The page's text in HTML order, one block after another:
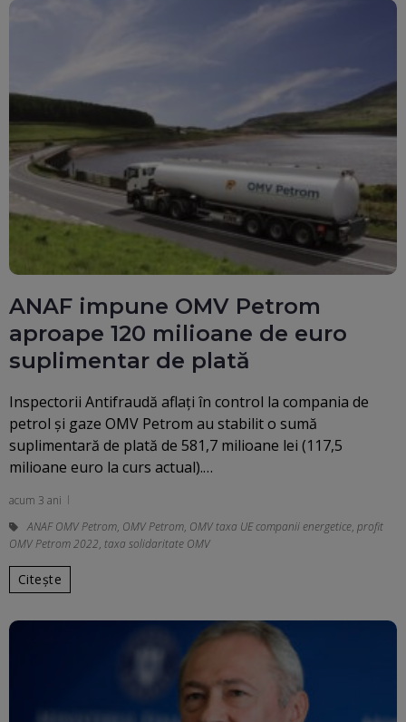
ANAF impune OMV Petrom
aproape 120 milioane de euro
suplimentar de plată
Inspectorii Antifraudă aflaţi în control la compania de
petrol şi gaze OMV Petrom au stabilit o sumă
suplimentară de plată de 581,7 milioane lei (117,5
milioane euro la curs actual).…
acum 3 ani
ANAF OMV Petrom, OMV Petrom, OMV taxa UE companii energetice, profit
OMV Petrom 2022, taxa solidaritate OMV
Citește